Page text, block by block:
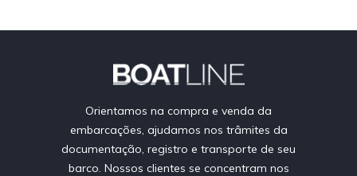
Orientamos na compra e venda da
embarcações, ajudamos nos trâmites da
documentação, registro e transporte de seu
barco. Nossos clientes se concentram nos